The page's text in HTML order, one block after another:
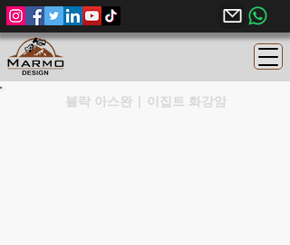
블락 아스완 | 이집트 화강암